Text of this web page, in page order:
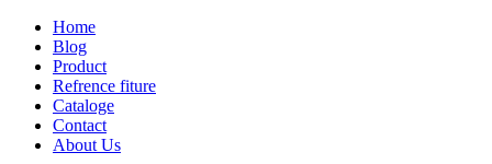
Home
Blog
Product
Refrence fiture
Cataloge
Contact
About Us